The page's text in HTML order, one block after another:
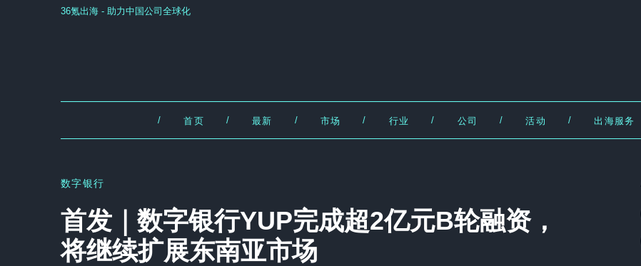
36氪出海 - 助力中国公司全球化
/ 首页 / 最新 / 市场 / 行业 / 公司 / 活动 / 出海服务
数字银行
首发｜数字银行YUP完成超2亿元B轮融资，
将继续扩展东南亚市场